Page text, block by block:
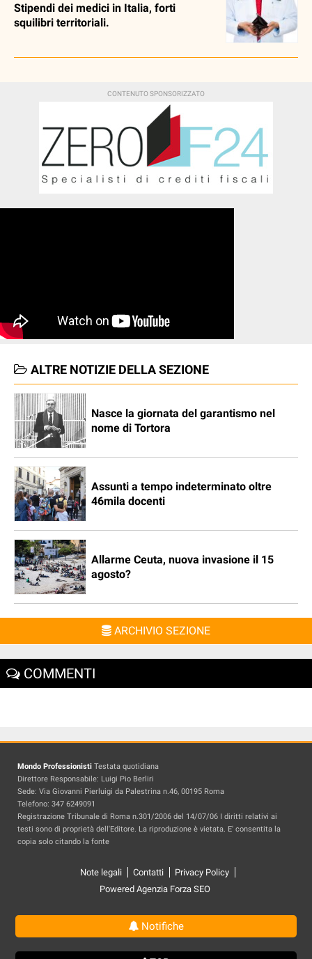
Stipendi dei medici in Italia, forti
squilibri territoriali.
ALTRE NOTIZIE DELLA SEZIONE
Nasce la giornata del garantismo nel
nome di Tortora
Assunti a tempo indeterminato oltre
46mila docenti
Allarme Ceuta, nuova invasione il 15
agosto?
ARCHIVIO SEZIONE
COMMENTI
Mondo Professionisti Testata quotidiana
Direttore Responsabile: Luigi Pio Berliri
Sede: Via Giovanni Pierluigi da Palestrina n.46, 00195 Roma
Telefono: 347 6249091
Registrazione Tribunale di Roma n.301/2006 del 14/07/06 I diritti relativi ai
testi sono di proprietà dell'Editore. La riproduzione è vietata. E' consentita la
copia solo citando la fonte
Note legali Contatti
Privacy Policy
Powered Agenzia Forza SEO
Notifiche